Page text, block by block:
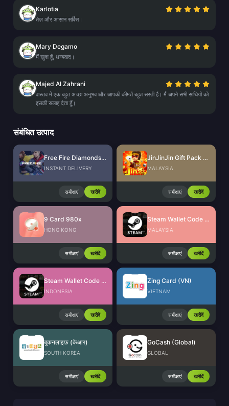
Karlotia
तेज़ और आसान सर्विस।
Mary Degamo
मैं खुश हूँ, धन्यवाद।
Majed Al Zahrani
वास्तव में एक बहुत अच्छा अनुभव और आपकी कीमतें बहुत सस्ती हैं। मैं अपने सभी साथियों को
इसकी सलाह देता हूँ।
संबंधित उत्पाद
Free Fire Diamonds EU + TR
INSTANT DELIVERY
समीक्षाएं खरीदें
JinJinJin Gift Pack Redeem Code
MALAYSIA
समीक्षाएं खरीदें
9 Card 980x
HONG KONG
समीक्षाएं खरीदें
Steam Wallet Code (MYR)
MALAYSIA
समीक्षाएं खरीदें
Steam Wallet Code (IDR)
INDONESIA
समीक्षाएं खरीदें
Zing Card (VN)
VIETNAM
समीक्षाएं खरीदें
बुकनलाइफ़ (केआर)
SOUTH KOREA
समीक्षाएं खरीदें
GoCash (Global)
GLOBAL
समीक्षाएं खरीदें